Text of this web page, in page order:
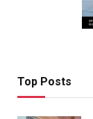
Top Posts